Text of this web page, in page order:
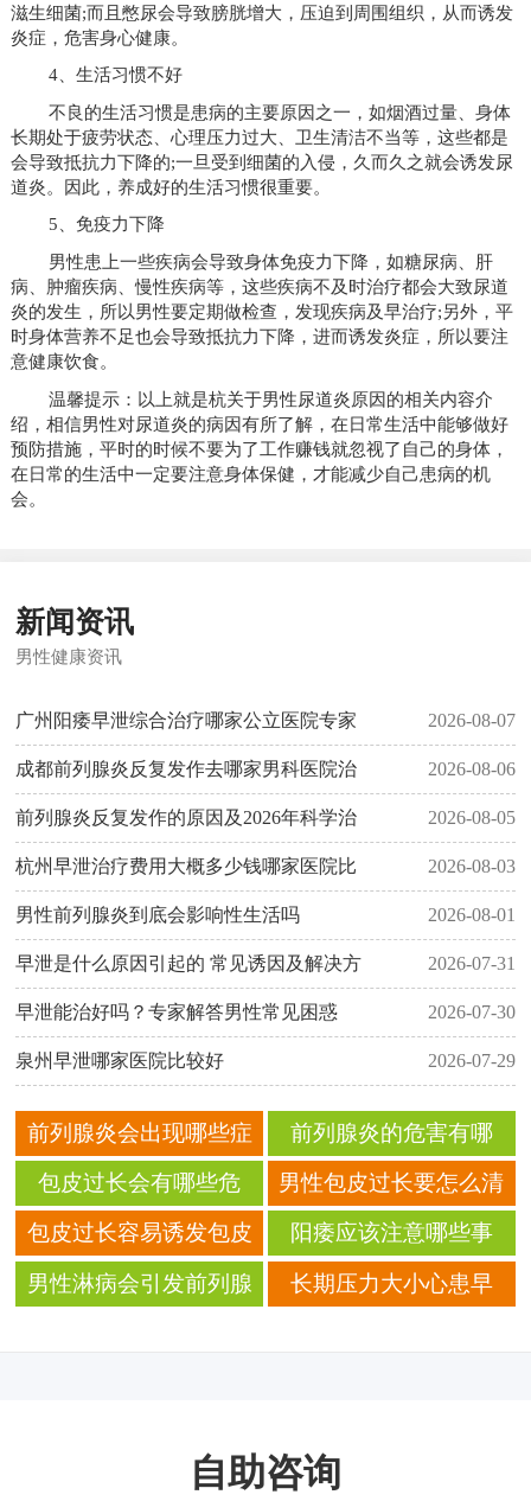
滋生细菌;而且憋尿会导致膀胱增大，压迫到周围组织，从而诱发
炎症，危害身心健康。
4、生活习惯不好
不良的生活习惯是患病的主要原因之一，如烟酒过量、身体
长期处于疲劳状态、心理压力过大、卫生清洁不当等，这些都是
会导致抵抗力下降的;一旦受到细菌的入侵，久而久之就会诱发尿
道炎。因此，养成好的生活习惯很重要。
5、免疫力下降
男性患上一些疾病会导致身体免疫力下降，如糖尿病、肝
病、肿瘤疾病、慢性疾病等，这些疾病不及时治疗都会大致尿道
炎的发生，所以男性要定期做检查，发现疾病及早治疗;另外，平
时身体营养不足也会导致抵抗力下降，进而诱发炎症，所以要注
意健康饮食。
温馨提示：以上就是杭关于男性尿道炎原因的相关内容介
绍，相信男性对尿道炎的病因有所了解，在日常生活中能够做好
预防措施，平时的时候不要为了工作赚钱就忽视了自己的身体，
在日常的生活中一定要注意身体保健，才能减少自己患病的机
会。
新闻资讯
男性健康资讯
广州阳痿早泄综合治疗哪家公立医院专家 2026-08-07
成都前列腺炎反复发作去哪家男科医院治 2026-08-06
前列腺炎反复发作的原因及2026年科学治 2026-08-05
杭州早泄治疗费用大概多少钱哪家医院比 2026-08-03
男性前列腺炎到底会影响性生活吗 2026-08-01
早泄是什么原因引起的 常见诱因及解决方 2026-07-31
早泄能治好吗？专家解答男性常见困惑 2026-07-30
泉州早泄哪家医院比较好 2026-07-29
前列腺炎会出现哪些症
状？出现这些症状一定
要重视
前列腺炎的危害有哪
些？生活中如何预防前
列腺炎？
包皮过长会有哪些危
害？ 包皮过长要怎么护
理？
男性包皮过长要怎么清
洗？ 日常护理要注意什
么？
包皮过长容易诱发包皮
炎？ 引起包皮炎的原因
阳痿应该注意哪些事
项？
男性淋病会引发前列腺
长期压力大小心患早
自助咨询